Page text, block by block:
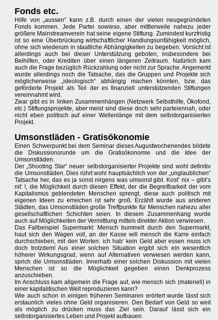
Fonds etc.
Hilfe von „aussen“ kann z.B. durch einen der vielen neugegründeten
Fonds kommen. Jede Partei sowieso, aber mittlerweile nahezu jeder
größere Mainstreamverein hat seine eigene Stiftung. Zumindest kurzfristig
ist so eine Überbrückung wirtschaftlicher Handlungsunfähigkeit möglich,
ohne sich wiederum in staatliche Abhängigkeiten zu begeben. Vorsicht ist
allerdings auch bei dieser Unterstützung geboten, insbesondere bei
Beihilfen, oder Krediten über einen längeren Zeitraum. Natürlich kam
auch die Frage bezüglich Rückzahlung oder nicht zur Sprache. Angemerkt
wurde allerdings noch die Tatsache, das die Gruppen und Projekte sich
möglicherweise „ideologisch“ abhängig machen könnten, bzw. das
geförderte Projekt als Teil der es finanziell unterstützenden Stiftungen
vereinnahmt wird.
Zwar gibt es in linken Zusammenhängen (Netzwerk Selbsthilfe, Ökofond,
etc.) Stiftungsprojekte, aber meist sind diese doch sehr parteiennah, oder
nicht eben politisch auf einer Wellenlänge mit dem selbstorganisierten
Projekt.
Umsonstläden - Gratisökonomie
Einen Schwerpunkt bei dem Seminar dieses Augustwochenendes bildete
die Diskussionsrunde um die Gratisökonomie und die Idee der
Umsonstläden.
Der „Shooting Star“ neuer selbstorganisierter Projekte sind wohl definitiv
die Umsonstläden. Dies rührt wohl hauptsächlich von der „unglaublichen“
Tatsache her, das es ja sonst nirgens was umsonst gibt. Kost‘ nix – gibt’s
nit‘ !, die Möglichkeit durch diesen Effekt, der die Begreifbarkeit der vom
Kapitalismus geblendeten Menschen sprengt, diese auch politisch mit
eigenen Ideen zu erreichen ist sehr groß. Erzählt wurde aus anderen
Städten, das Umsonstläden große Treffpunkte für Menschen nahezu aller
gesellschaftlichen Schichten seien. In diesem Zusammenhang wurde
auch auf Möglichkeiten der Vermittlung mittels direkter Aktion verwiesen.
Das Fallbeispiel Supermarkt: Mensch bummelt durch den Supermarkt,
haut sich den Wagen voll, an der Kasse will mensch die Karre einfach
durchschieben, mit den Worten: ich hab‘ kein Geld aber essen muss ich
doch trotzdem! Aus einer solchen Situation ergibt sich ein wesentlich
höherer Wirkungsgrad, wenn auf Alternativen verwiesen werden kann,
sprich die Umsonstläden. Innerhalb einer solchen Diskussion mit vielen
Menschen ist so die Möglichkeit gegeben einen Denkprozess
anzuschieben.
Im Anschluss kam allgemein die Frage auf, wie mensch sich (materiell) in
einer kapitalitischen Welt reproduzieren kann?
Wie auch schon in einigen früheren Seminaren erörtert wurde lässt sich
erstaunlich vieles ohne Geld organisieren. Den Bedarf von Geld so weit
als möglich zu drücken muss das Ziel sein. Darauf lässt sich ein
selbstorganisiertes Leben und Projekt aufbauen.